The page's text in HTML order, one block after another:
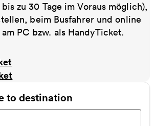
zu 30 Tage im Voraus möglich),
beim Busfahrer und online
PC bzw. als HandyTicket.
to destination